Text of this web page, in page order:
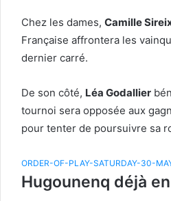
Chez les dames, Camille
Française affrontera les
dernier carré.
De son côté, Léa Godallier
tournoi sera opposée aux
pour tenter de poursuivre sa
ORDER-OF-PLAY-SATURDAY-30-
Hugounenq déjà